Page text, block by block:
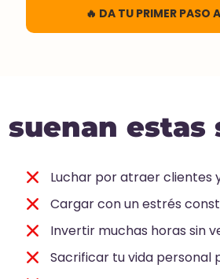
🔥 DA TU PRIMER PASO
suenan
Luchar por atraer clientes
Cargar con un estrés
Invertir muchas horas sin
Sacrificar tu vida personal